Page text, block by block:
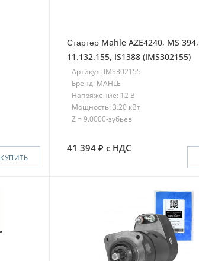
КУПИТЬ
Стартер Mahle AZE4240, MS 394,
11.132.155, IS1388 (IMS302155)
Артикул: IMS302155
Бренд: MAHLE
Напряжение: 12 В
Мощность: 3.20 кВт
Z = 9.0000-зубьев
41 394 с НДС